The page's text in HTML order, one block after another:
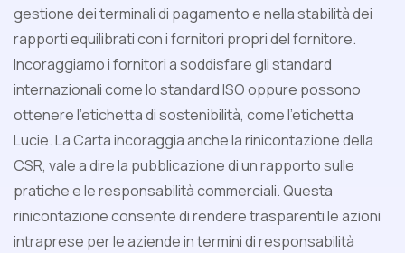
gestione dei terminali di pagamento e nella stabilità dei
rapporti equilibrati con i fornitori propri del fornitore.
Incoraggiamo i fornitori a soddisfare gli standard
internazionali come lo standard ISO oppure possono
ottenere l'etichetta di sostenibilità, come l'etichetta
Lucie. La Carta incoraggia anche la rinicontazione della
CSR, vale a dire la pubblicazione di un rapporto sulle
pratiche e le responsabilità commerciali. Questa
rinicontazione consente di rendere trasparenti le azioni
intraprese per le aziende in termini di responsabilità